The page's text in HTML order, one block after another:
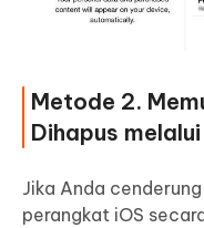
Metode 2.
Dihapus
Jika Anda
perangkat iOS